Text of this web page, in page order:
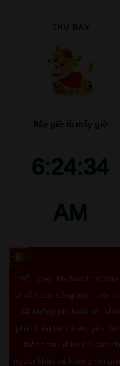
Bây giờ là mấy giờ
6:24:35
AM
"Mỗi ngày, khi bạn thức
vì vẫn còn sống một cuộc
sẽ không phí hoài nó.
phát triển bản thân, yêu
thành tựu vì lợi ích của
người khác và không nổi